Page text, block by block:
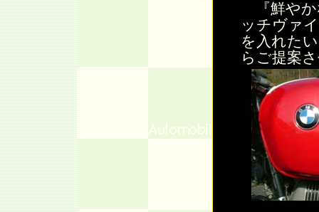
『鮮やか
ッチヴァ
を入れた
らご提案